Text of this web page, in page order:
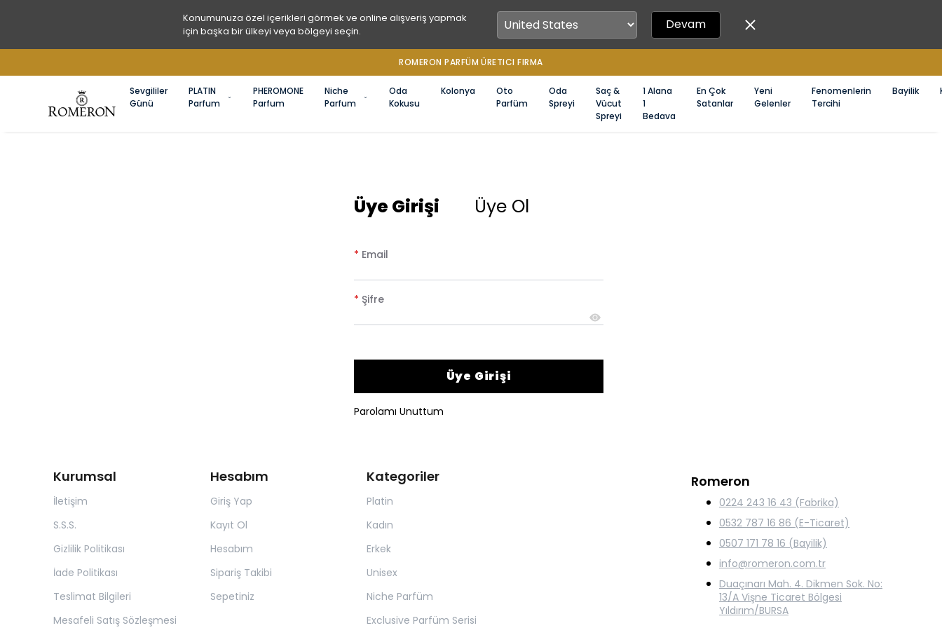
Konumunuza özel içerikleri görmek ve online alışveriş yapmak
için başka bir ülkeyi veya bölgeyi seçin.
Devam
Sevgililer
Günü
PLATIN
Parfum
PHEROMONE
Parfum
Niche
Parfum
Oda
Kokusu
Kolonya
Oto
Parfüm
Oda
Spreyi
Saç &
Vücut
Spreyi
1 Alana
1
Bedava
En Çok
Satanlar
Yeni
Gelenler
Fenomenlerin
Tercihi
Bayilik
Üye Girişi Üye Ol
* Email
* Şifre
Üye Girişi
Parolamı Unuttum
Kurumsal
İletişim
S.S.S.
Gizlilik Politikası
İade Politikası
Teslimat Bilgileri
Mesafeli Satış Sözleşmesi
Hesabım
Giriş Yap
Kayıt Ol
Hesabım
Sipariş Takibi
Sepetiniz
Kategoriler
Platin
Kadın
Erkek
Unisex
Niche Parfüm
Exclusive Parfüm Serisi
Romeron
0224 243 16 43 (Fabrika)
0532 787 16 86 (E-Ticaret)
0507 171 78 16 (Bayilik)
info@romeron.com.tr
Duaçınarı Mah. 4. Dikmen Sok. No:
13/A Vişne Ticaret Bölgesi
Yıldırım/BURSA